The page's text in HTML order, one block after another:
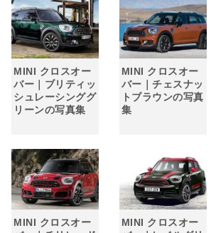
MINI クロスオー
バー｜ブリティッ
シュレーシンググ
リーンの写真集
MINI クロスオー
バー｜チェスナッ
トブラウンの写真
集
MINI クロスオー
MINI クロスオー